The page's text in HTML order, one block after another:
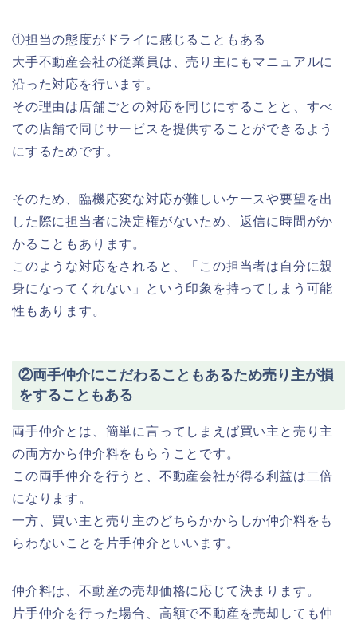
①担当の態度がドライに感じることもある
大手不動産会社の従業員は、売り主にもマニュアルに
沿った対応を行います。
その理由は店舗ごとの対応を同じにすることと、すべ
ての店舗で同じサービスを提供することができるよう
にするためです。
そのため、臨機応変な対応が難しいケースや要望を出
した際に担当者に決定権がないため、返信に時間がか
かることもあります。
このような対応をされると、「この担当者は自分に親
身になってくれない」という印象を持ってしまう可能
性もあります。
②両手仲介にこだわることもあるため売り主が損
をすることもある
両手仲介とは、簡単に言ってしまえば買い主と売り主
の両方から仲介料をもらうことです。
この両手仲介を行うと、不動産会社が得る利益は二倍
になります。
一方、買い主と売り主のどちらかからしか仲介料をも
らわないことを片手仲介といいます。
仲介料は、不動産の売却価格に応じて決まります。
片手仲介を行った場合、高額で不動産を売却しても仲